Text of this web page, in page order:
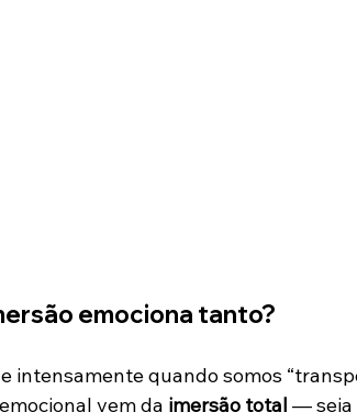
emociona tanto?
intensamente quando somos
vem da imersão total — seja